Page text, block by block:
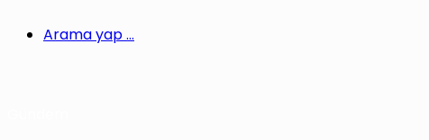
Arama yap ...